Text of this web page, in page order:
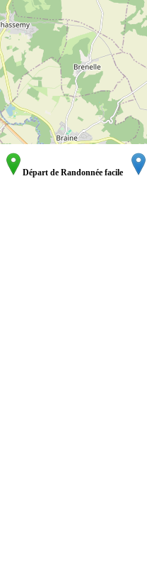
Départ de Randonnée facile